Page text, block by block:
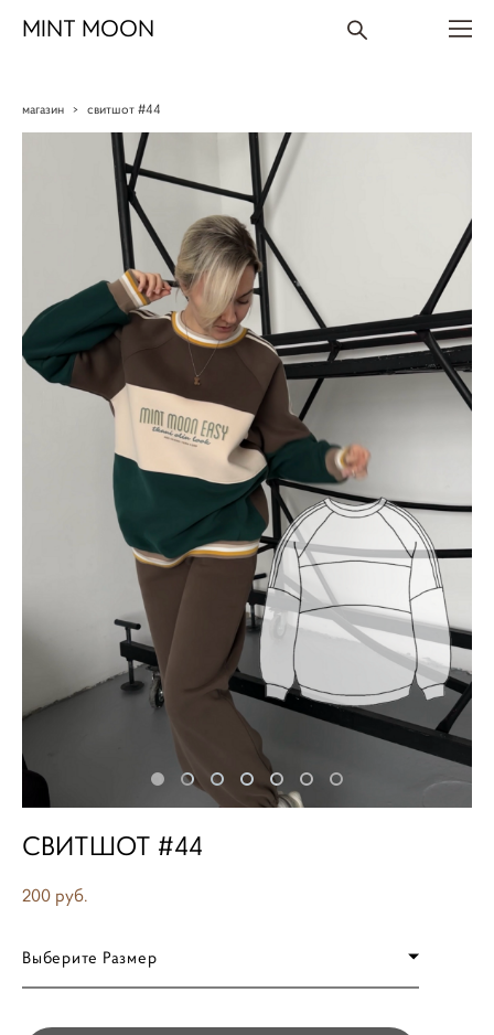
MINT MOON
магазин > свитшот #44
СВИТШОТ #44
200 pуб.
Выберите Размер